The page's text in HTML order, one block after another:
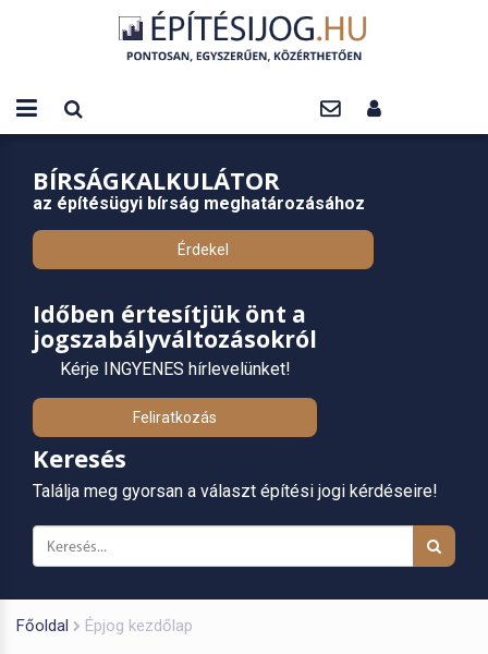
BÍRSÁGKALKULÁTOR
az építésügyi bírság meghatározásához
Érdekel
Időben értesítjük önt a
jogszabályváltozásokról
Kérje INGYENES hírlevelünket!
Feliratkozás
Keresés
Találja meg gyorsan a választ építési jogi kérdéseire!
Főoldal Épjog kezdőlap